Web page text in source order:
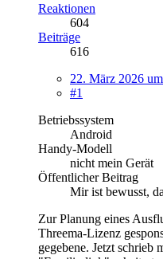
Reaktionen
604
Beiträge
616
22. März 2026
#1
Betriebssystem
Android
Handy-Modell
nicht mein Gerät
Öffentlicher Beitrag
Mir ist bewusst,
Zur Planung eines
Threema-Lizenz
gegebene. Jetzt schrieb